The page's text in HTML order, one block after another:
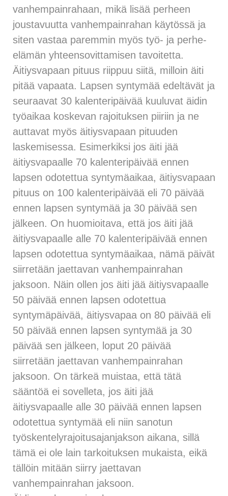
vanhempainrahaan, mikä lisää perheen
joustavuutta vanhempainrahan käytössä ja
siten vastaa paremmin myös työ- ja perhe-
elämän yhteensovittamisen tavoitetta.
Äitiysvapaan pituus riippuu siitä, milloin äiti
pitää vapaata. Lapsen syntymää edeltävät ja
seuraavat 30 kalenteripäivää kuuluvat äidin
työaikaa koskevan rajoituksen piiriin ja ne
auttavat myös äitiysvapaan pituuden
laskemisessa. Esimerkiksi jos äiti jää
äitiysvapaalle 70 kalenteripäivää ennen
lapsen odotettua syntymäaikaa, äitiysvapaan
pituus on 100 kalenteripäivää eli 70 päivää
ennen lapsen syntymää ja 30 päivää sen
jälkeen. On huomioitava, että jos äiti jää
äitiysvapaalle alle 70 kalenteripäivää ennen
lapsen odotettua syntymäaikaa, nämä päivät
siirretään jaettavan vanhempainrahan
jaksoon. Näin ollen jos äiti jää äitiysvapaalle
50 päivää ennen lapsen odotettua
syntymäpäivää, äitiysvapaa on 80 päivää eli
50 päivää ennen lapsen syntymää ja 30
päivää sen jälkeen, loput 20 päivää
siirretään jaettavan vanhempainrahan
jaksoon. On tärkeä muistaa, että tätä
sääntöä ei sovelleta, jos äiti jää
äitiysvapaalle alle 30 päivää ennen lapsen
odotettua syntymää eli niin sanotun
työskentelyrajoitusajanjakson aikana, sillä
tämä ei ole lain tarkoituksen mukaista, eikä
tällöin mitään siirry jaettavan
vanhempainrahan jaksoon.